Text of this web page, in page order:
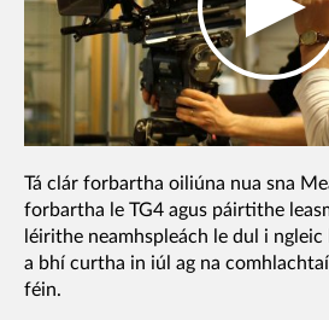
Tá clár forbartha oiliúna nua sna
forbartha le TG4 agus páirtithe
léirithe neamhspleách le dul i
a bhí curtha in iúl ag na
féin.